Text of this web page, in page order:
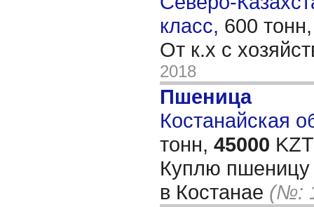
класс, 600
От к.х с
2018
Пшеница
Костанайская
тонн, 45000
Куплю пшеницу
в Костанае (№: